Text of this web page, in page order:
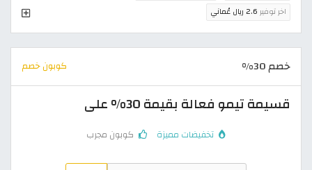
اخر توفير 2.6 ريال عُماني
خصم 30% كوبون خصم
قسيمة تيمو فعالة بقيمة 30% على
تخفيضات مميزة كوبون مجرب